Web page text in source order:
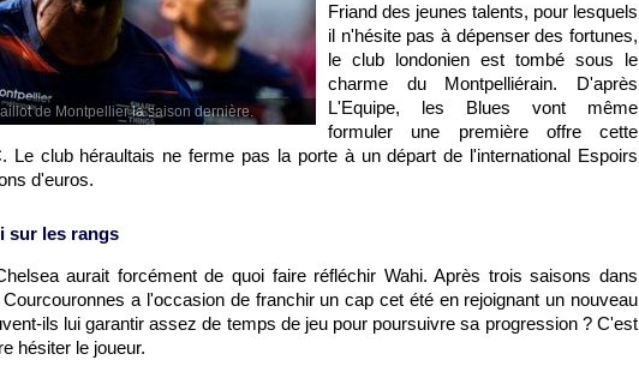
de Montpellier la saison dernière.
Friand des jeunes talents, pour lesquels
il n'hésite pas à dépenser des fortunes,
le club londonien est tombé sous le
charme du Montpelliérain. D'après
L'Equipe, les Blues vont même
formuler une première offre cette
Le club héraultais ne ferme pas la porte à un départ de l'international Espoirs
d'euros.
sur les rangs
aurait forcément de quoi faire réfléchir Wahi. Après trois saisons dans
a l'occasion de franchir un cap cet été en rejoignant un nouveau
ils lui garantir assez de temps de jeu pour poursuivre sa progression ? C'est
hésiter le joueur.